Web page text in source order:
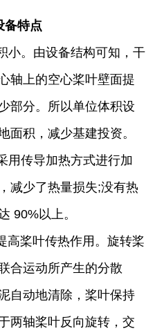
备特点
小。由设备结构可知，干
轴上的空心桨叶壁面提
部分。所以单位体积设
面积，减少基建投资。
用传导加热方式进行加
减少了热量损失;没有热
90%以上。
高桨叶传热作用。旋转桨
合运动所产生的分散
自动地清除，桨叶保持
两轴桨叶反向旋转，交